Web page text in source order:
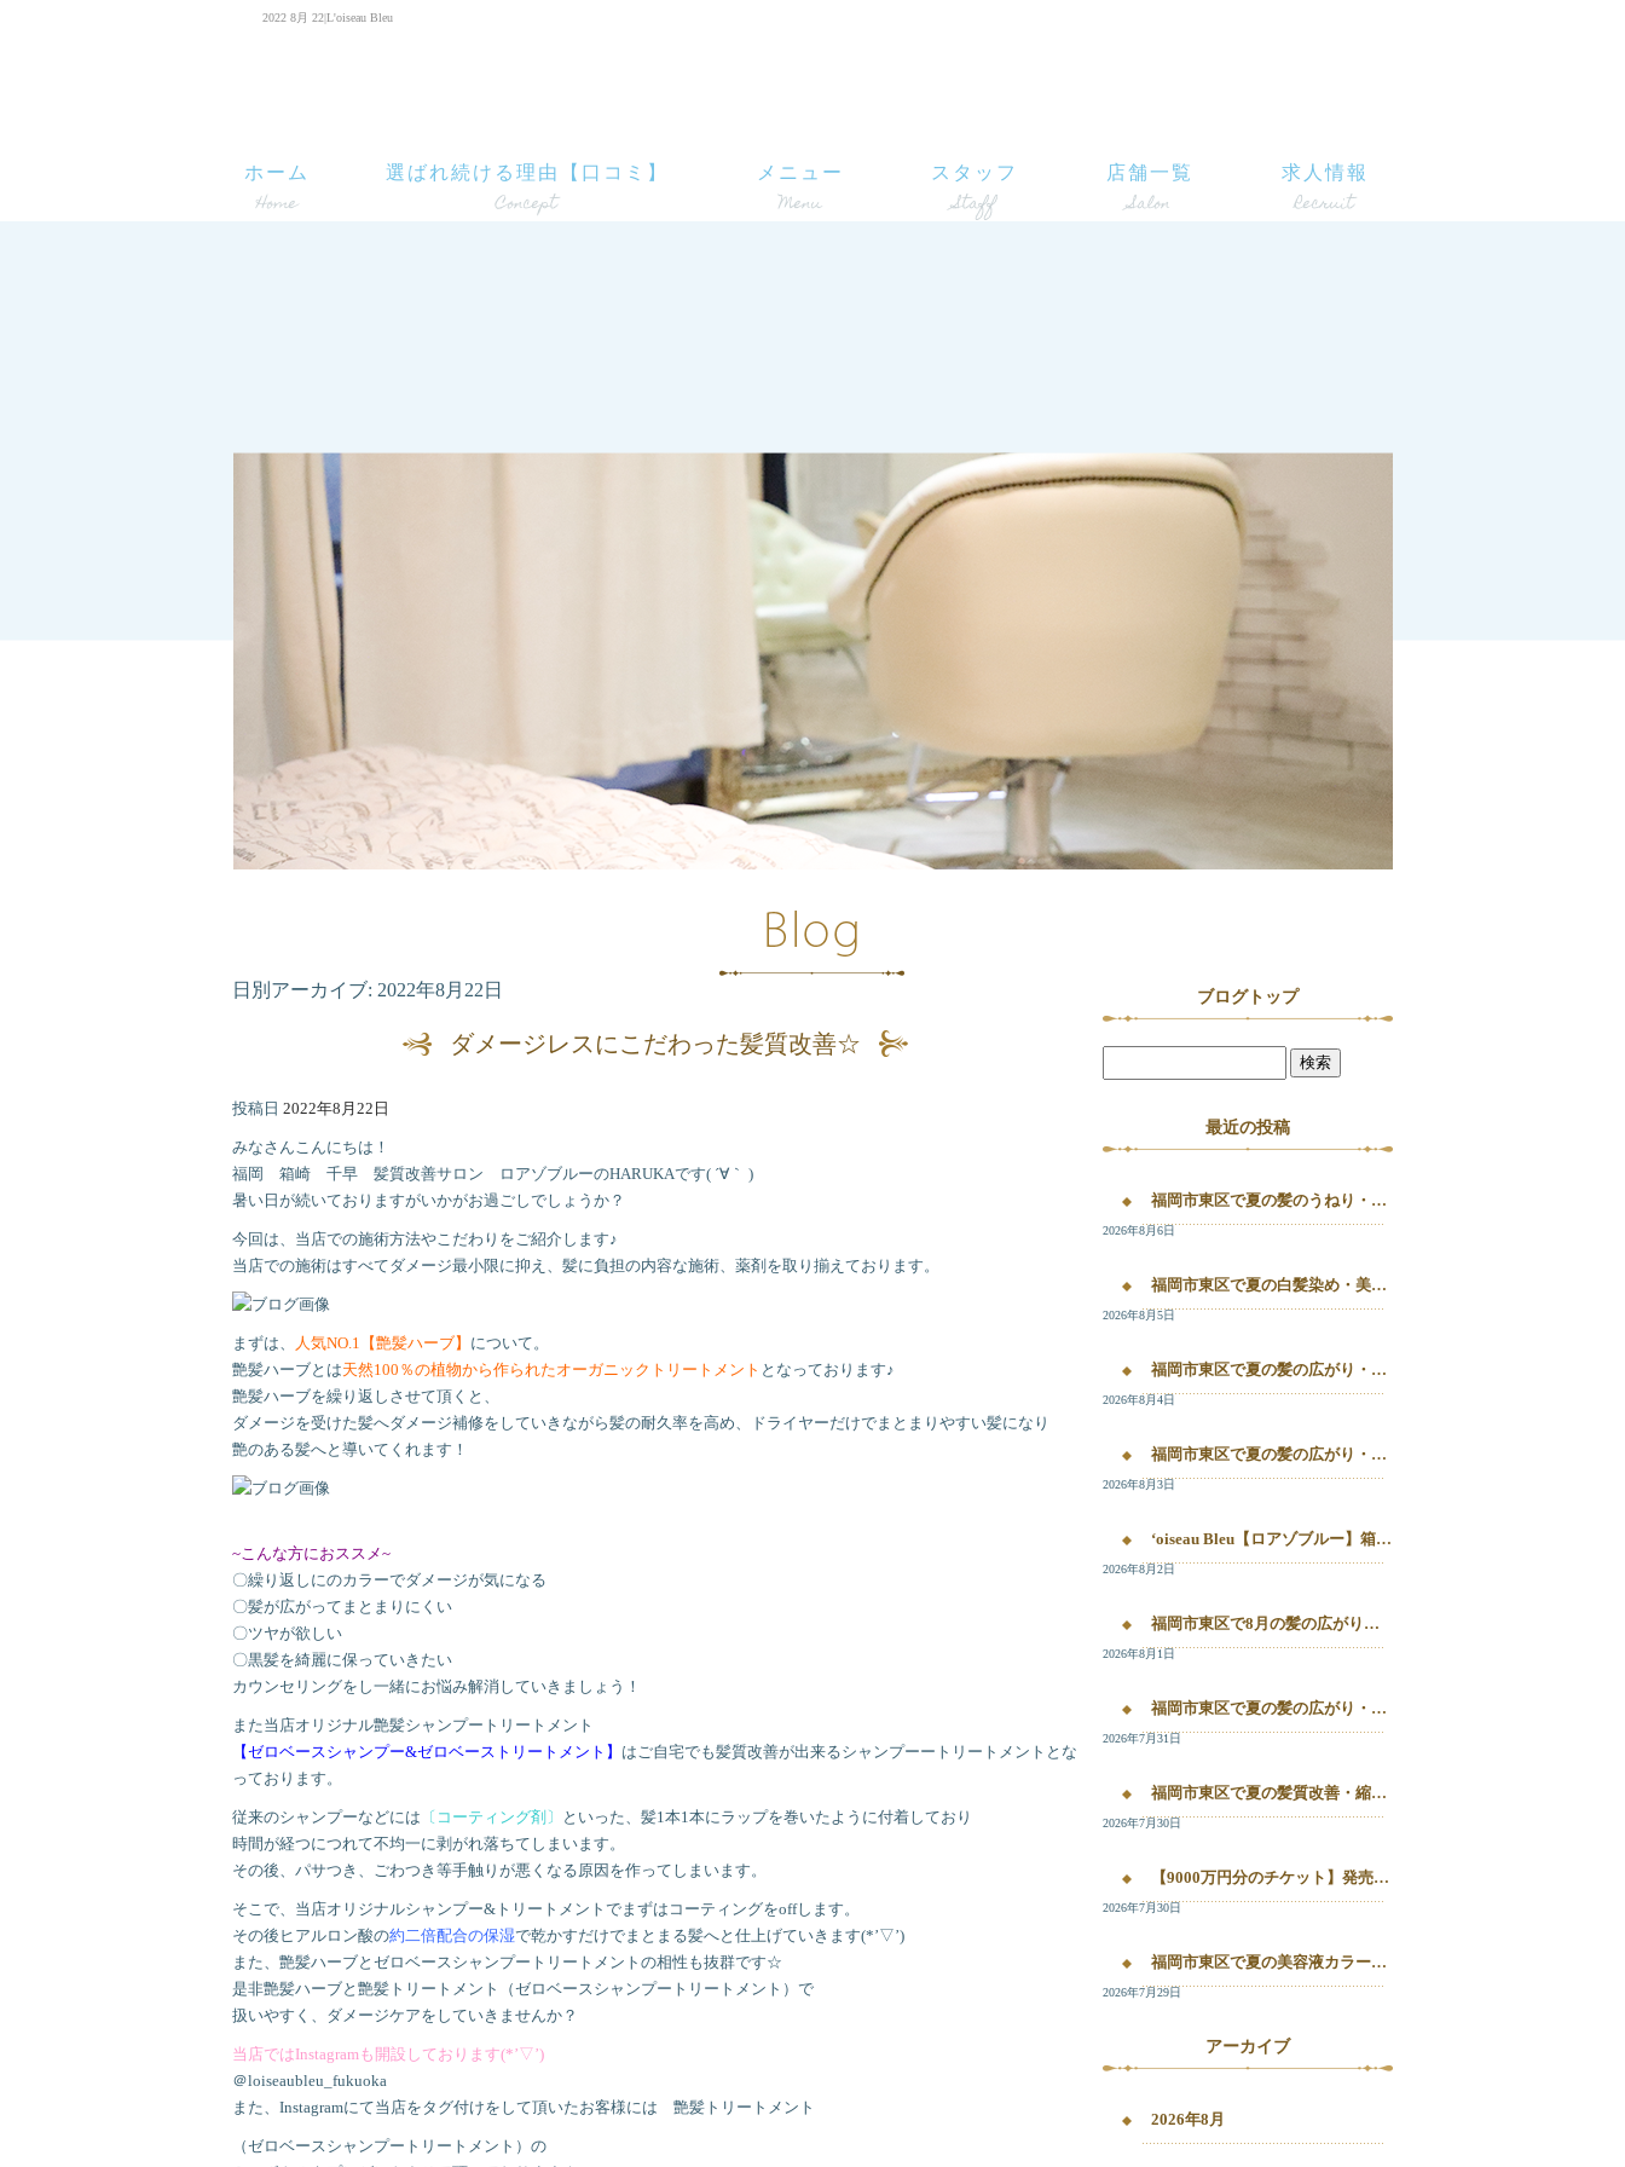
2022 8月 22|L'oiseau Bleu
ホーム 選ばれ続ける理由【口コミ】 メニュー スタッフ 店舗一覧 求人情報
日別アーカイブ: 2022年8月22日
ダメージレスにこだわった髪質改善☆
投稿日 2022年8月22日
みなさんこんにちは！
福岡 箱崎 千早 髪質改善サロン ロアゾブルーのHARUKAです( ´∀｀ )
暑い日が続いておりますがいかがお過ごしでしょうか？
今回は、当店での施術方法やこだわりをご紹介します♪
当店での施術はすべてダメージ最小限に抑え、髪に負担の内容な施術、薬剤を取り揃えております。
まずは、 人気NO.1【艶髪ハーブ】 について。
艶髪ハーブとは天然100％の植物から作られたオーガニックトリートメント となっております♪
艶髪ハーブを繰り返しさせて頂くと、
ダメージを受けた髪へダメージ補修をしていきながら髪の耐久率を高め、ドライヤーだけでまとまりやすい髪になり
艶のある髪へと導いてくれます！
~こんな方におススメ~
〇繰り返しにのカラーでダメージが気になる
〇髪が広がってまとまりにくい
〇ツヤが欲しい
〇黒髪を綺麗に保っていきたい
カウンセリングをし一緒にお悩み解消していきましょう！
また当店オリジナル艶髪シャンプートリートメント
【ゼロベースシャンプー&ゼロベーストリートメント】 はご自宅でも髪質改善が出来るシャンプーートリートメントとな
っております。
従来のシャンプーなどには 〔コーティング剤〕
といった、髪1本1本にラップを巻いたように付着しており
時間が経つにつれて不均一に剥がれ落ちてしまいます。
その後、パサつき、ごわつき等手触りが悪くなる原因を作ってしまいます。
そこで、当店オリジナルシャンプー&トリートメントでまずはコーティングをoffします。
その後ヒアルロン酸の約二倍配合の保湿で乾かすだけでまとまる髪へと仕上げていきます(*’▽’)
また、艶髪ハーブとゼロベースシャンプートリートメントの相性も抜群です☆
是非艶髪ハーブと艶髪トリートメント（ゼロベースシャンプートリートメント）で
扱いやすく、ダメージケアをしていきませんか？
当店ではInstagramも開設しております(*’▽’)
＠loiseaubleu_fukuoka
また、Instagramにて当店をタグ付けをして頂いたお客様には 艶髪トリートメント
（ゼロベースシャンプートリートメント）の
ブログトップ
最近の投稿
福岡市東区で夏の髪のうねり・白髪染め・美容液カラーを相談するなら｜箱崎・千早のL’oiseau Bleu
2026年8月6日
福岡市東区で夏の白髪染め・美容液カラー・髪質改善を相談したい方へ｜箱崎・千早のL’oiseau Bleu
2026年8月5日
福岡市東区で夏の髪の広がり・白髪染め・美容液カラーを相談したい方へ｜箱崎・千早のL’oiseau Bleu
2026年8月4日
福岡市東区で夏の髪の広がり・白髪染め・美容液カラーを相談したい方へ｜箱崎・千早のL’oiseau Bleu
2026年8月3日
‘oiseau Bleu【ロアゾブルー】箱崎店】 福岡市東区箱崎で、夏の白髪染めやカラー後の毛先のパサつき、髪の艶不足が気になる方へ。
2026年8月2日
福岡市東区で8月の髪の広がり・白髪染め・美容液カラーを相談するなら
2026年8月1日
福岡市東区で夏の髪の広がり・白髪染め・美容液カラーを相談したい方へ｜箱崎・千早のL’oiseau Bleu
2026年7月31日
福岡市東区で夏の髪質改善・縮毛矯正・美容液カラーを相談したい方へ｜箱崎・千早の全席個室美容室ロアゾブルー
2026年7月30日
【9000万円分のチケット】発売開始！！20%OFFで施術が受けられます！
2026年7月30日
福岡市東区で夏の美容液カラー・白髪染め・髪質改善縮毛矯正を相談したい方へ
2026年7月29日
アーカイブ
2026年8月